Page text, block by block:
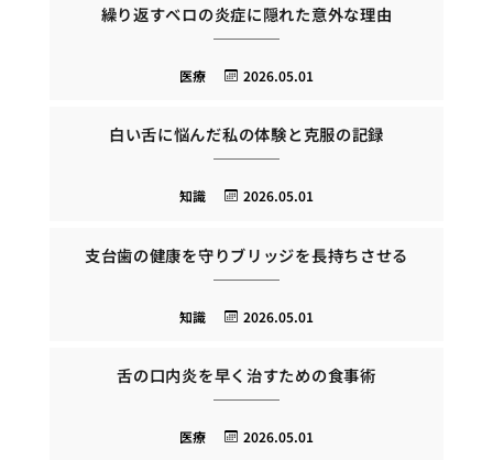
繰り返すベロの炎症に隠れた意外な理由
2026.05.01
医療
白い舌に悩んだ私の体験と克服の記録
2026.05.01
知識
支台歯の健康を守りブリッジを長持ちさせる
2026.05.01
知識
舌の口内炎を早く治すための食事術
2026.05.01
医療